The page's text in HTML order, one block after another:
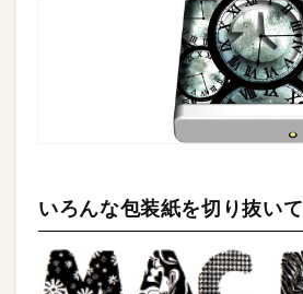
いろんな包装紙を切り抜いて